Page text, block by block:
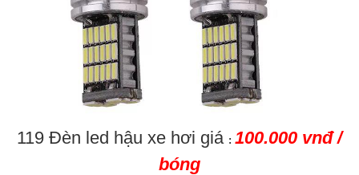
119 Đèn led hậu xe hơi giá : 100.000 vnđ /
bóng